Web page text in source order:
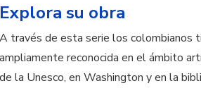
Explora su obra
A través de esta serie los colombianos
ampliamente reconocida en el ámbito
de la Unesco, en Washington y en la